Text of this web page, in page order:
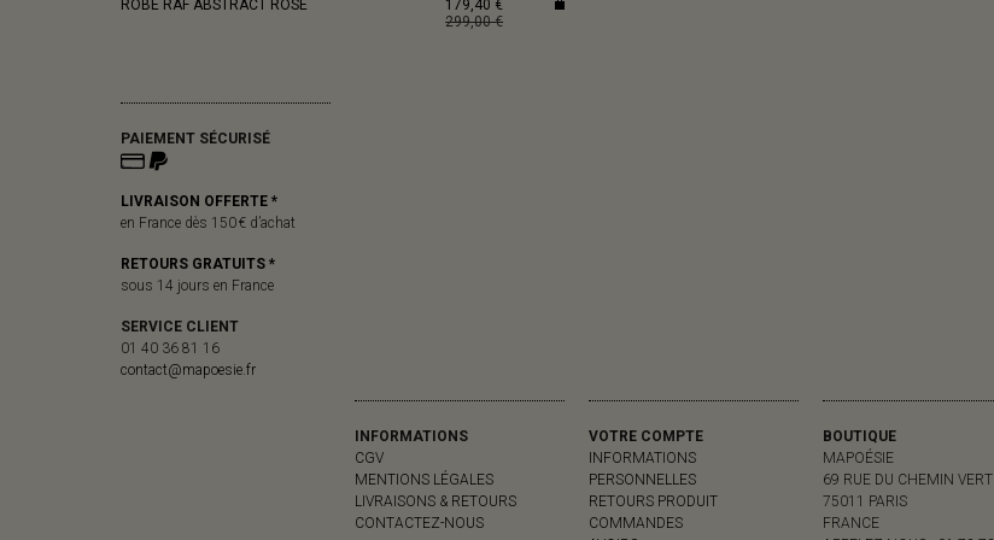
ROBE RAF ABSTRACT ROSE
179,40 €
299,00 €
PAIEMENT SÉCURISÉ
LIVRAISON OFFERTE *
en France dès 150 € d’achat
RETOURS GRATUITS *
sous 14 jours en France
SERVICE CLIENT
01 40 36 81 16
contact@mapoesie.fr
INFORMATIONS
CGV
MENTIONS LÉGALES
LIVRAISONS & RETOURS
CONTACTEZ-NOUS
VOTRE COMPTE
INFORMATIONS
PERSONNELLES
RETOURS PRODUIT
COMMANDES
BOUTIQUE
MAPOÉSIE
69 RUE DU CHEMIN VERT
75011 PARIS
FRANCE